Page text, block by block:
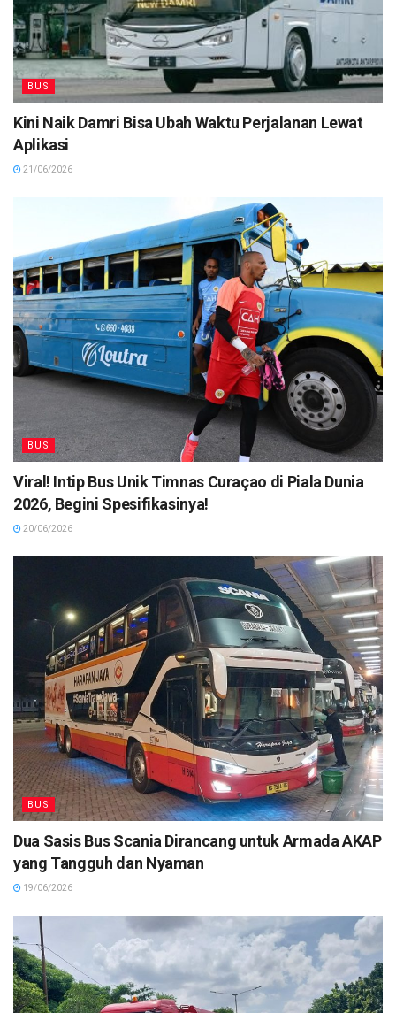
BUS
Kini Naik Damri Bisa Ubah Waktu Perjalanan Lewat
Aplikasi
21/06/2026
BUS
Viral! Intip Bus Unik Timnas Curaçao di Piala Dunia
2026, Begini Spesifikasinya!
20/06/2026
BUS
Dua Sasis Bus Scania Dirancang untuk Armada AKAP
yang Tangguh dan Nyaman
19/06/2026